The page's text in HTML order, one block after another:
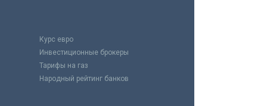
Курс евро
Инвестиционные брокеры
Тарифы на газ
Народный рейтинг банков